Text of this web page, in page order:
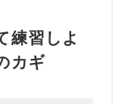
練習しよ
カギ